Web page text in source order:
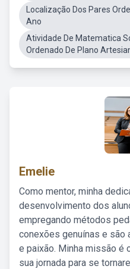
Localização Dos Pares
Ano
Atividade De Matematica
Ordenado De Plano
Emelie
Como mentor, minha
desenvolvimento dos
empregando métodos
conexões genuínas e são
e paixão. Minha missão é
sua jornada para se